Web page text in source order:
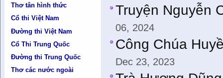
Thơ tân hình thức
Cổ thi Việt Nam
Đường thi Việt Nam
Cổ Thi Trung Quốc
Đường thi Trung Quốc
Thơ các nước ngoài
Truyện Nguyễn
06, 2024
Công Chúa
Dec 23, 2023